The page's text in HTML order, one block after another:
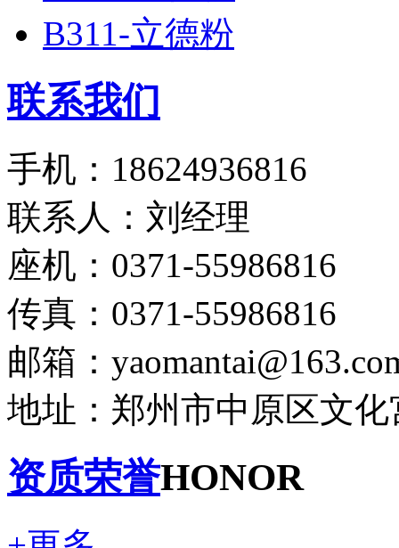
B311-立德粉
联系我们
手机：18624936816
联系人：刘经理
座机：0371-55986816
传真：0371-55986816
邮箱：
地址：郑州市中原区文化
资质荣誉HONOR